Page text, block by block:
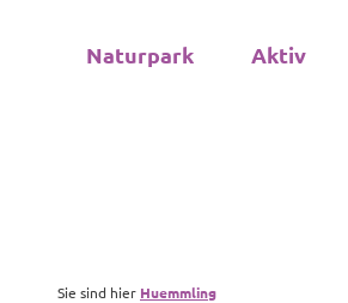
Naturpark Aktiv
Sie sind hier Huemmling